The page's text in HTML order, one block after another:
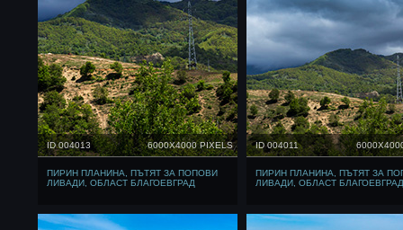
ID 004013 6000X4000 PIXELS
ПИРИН ПЛАНИНА, ПЪТЯТ ЗА ПОПОВИ
ЛИВАДИ, ОБЛАСТ БЛАГОЕВГРАД
ID 004011
ПИРИН ПЛАНИНА, ПЪТЯТ ЗА
ЛИВАДИ, ОБЛАСТ БЛАГОЕВГРАД